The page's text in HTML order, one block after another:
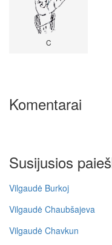
C
Komentarai
Susijusios
Vilgaudė Burkoj
Vilgaudė Chaubšajeva
Vilgaudė Chavkun